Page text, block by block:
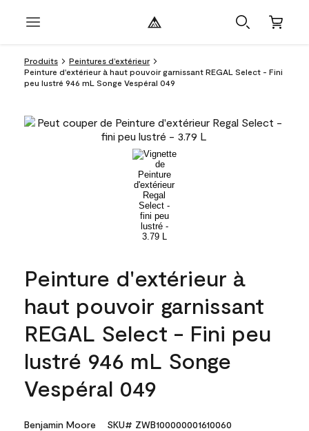
Produits
Peintures d’extérieur
Peinture d'extérieur à haut pouvoir garnissant REGAL Select - Fini
peu lustré 946 mL Songe Vespéral 049
Peinture d'extérieur à
haut pouvoir garnissant
REGAL Select - Fini peu
lustré 946 mL Songe
Vespéral 049
Benjamin Moore SKU# ZWB100000001610060